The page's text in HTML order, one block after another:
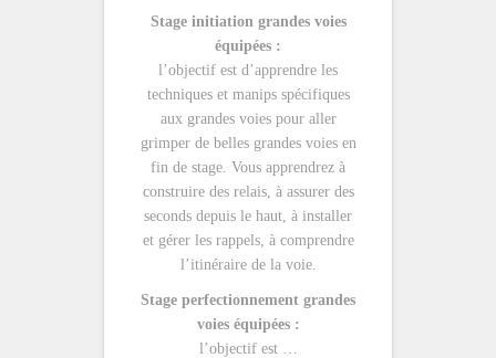
Stage initiation grandes voies
équipées :
l’objectif est d’apprendre les
techniques et manips spécifiques
aux grandes voies pour aller
grimper de belles grandes voies en
fin de stage. Vous apprendrez à
construire des relais, à assurer des
seconds depuis le haut, à installer
et gérer les rappels, à comprendre
l’itinéraire de la voie.
Stage perfectionnement grandes
voies équipées :
l’objectif est …